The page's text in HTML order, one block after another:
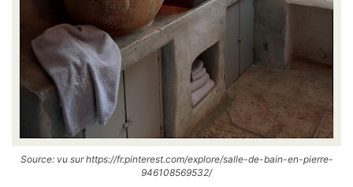
Source: vu sur https://fr.pinterest.com/explore/salle-de-bain-en-pierre-
946108569532/